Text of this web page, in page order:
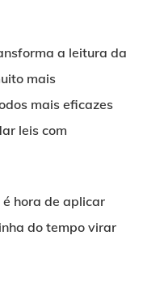
a leitura da
mais
mais eficazes
leis com
é hora de aplicar
do tempo virar